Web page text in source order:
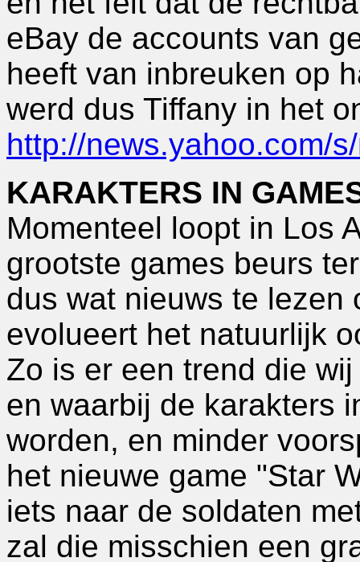
eBay de accounts van
heeft van inbreuken op
werd dus Tiffany in het
http://news.yahoo.com/
KARAKTERS IN
Momenteel loopt in Los
grootste games beurs
dus wat nieuws te lezen
evolueert het natuurlijk
Zo is er een trend die
en waarbij de karakters
worden, en minder
het nieuwe game "Star
iets naar de soldaten
zal die misschien een